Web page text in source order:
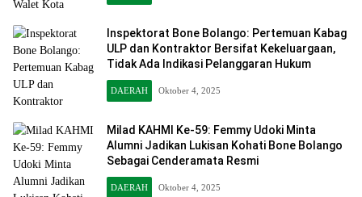
Inspektorat Bone Bolango: Pertemuan Kabag
ULP dan Kontraktor Bersifat Kekeluargaan,
Tidak Ada Indikasi Pelanggaran Hukum
DAERAH Oktober 4, 2025
Milad KAHMI Ke-59: Femmy Udoki Minta
Alumni Jadikan Lukisan Kohati Bone Bolango
Sebagai Cenderamata Resmi
DAERAH Oktober 4, 2025